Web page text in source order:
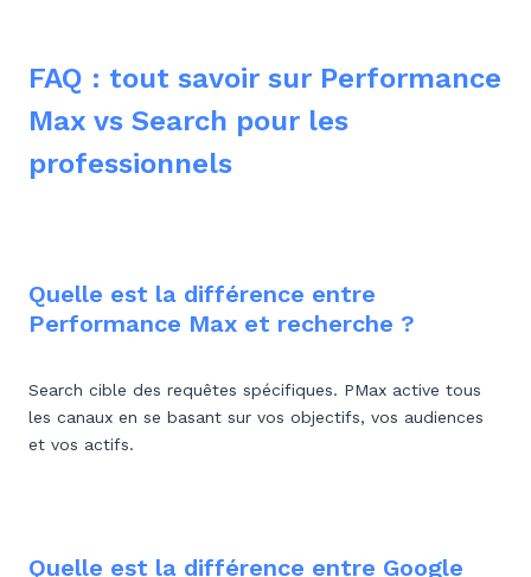
FAQ : tout savoir sur Performance
Max vs Search pour les
professionnels
Quelle est la différence entre
Performance Max et recherche ?
Search cible des requêtes spécifiques. PMax active tous
les canaux en se basant sur vos objectifs, vos audiences
et vos actifs.
Quelle est la différence entre Google